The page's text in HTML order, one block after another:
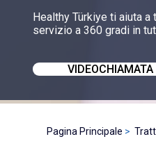
Healthy Türkiye ti aiuta
servizio a 360 gradi in
VIDEOCHIAMATA
Pagina Principale